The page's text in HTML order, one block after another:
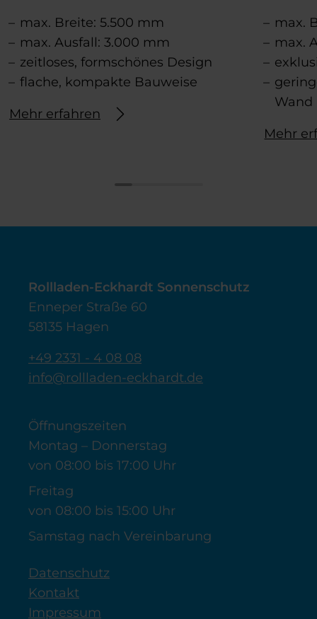
max. Breite: 5.500 mm
max. Ausfall: 3.000 mm
zeitloses, formschönes Design
flache, kompakte Bauweise
Mehr erfahren
max.
max.
Wand
Mehr
Rollladen-Eckhardt Sonnenschutz
Enneper Straße 60
58135 Hagen
+49 2331 - 4 08 08
info@rollladen-eckhardt.de
Öffnungszeiten
Montag – Donnerstag
von 08:00 bis 17:00 Uhr
Freitag
von 08:00 bis 15:00 Uhr
Samstag nach Vereinbarung
Datenschutz
Kontakt
Impressum